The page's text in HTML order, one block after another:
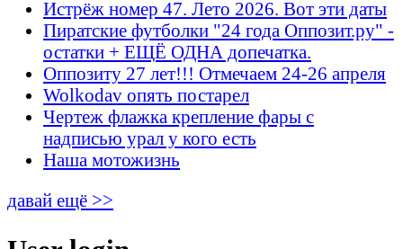
Истрёж номер 47. Лето 2026. Вот эти даты
Пиратские футболки "24 года Оппозит.ру" -
остатки + ЕЩЁ ОДНА допечатка.
Оппозиту 27 лет!!! Отмечаем 24-26 апреля
Wolkodav опять постарел
Чертеж флажка крепление фары с
надписью урал у кого есть
Наша мотожизнь
давай ещё >>